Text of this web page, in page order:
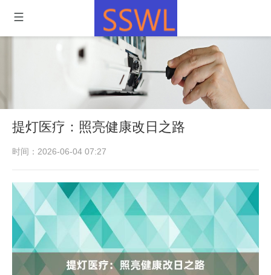
提灯医疗：照亮健康改日之路
时间：2026-06-04 07:27